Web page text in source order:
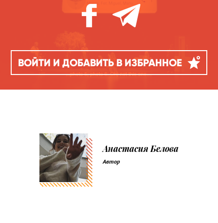
ВОЙТИ И ДОБАВИТЬ В ИЗБРАННОЕ
Анастасия Белова
Автор